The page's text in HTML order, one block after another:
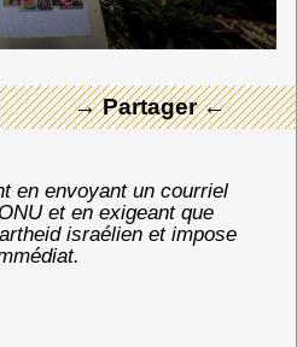
→ Partager ←
en envoyant un courriel
et en exigeant que
israélien et impose